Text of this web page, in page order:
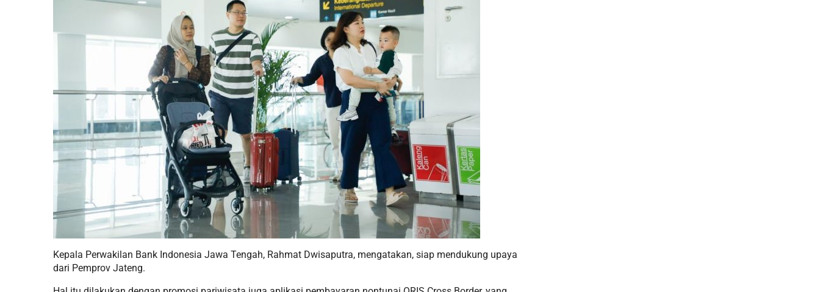
Kepala Perwakilan Bank Indonesia Jawa Tengah, Rahmat Dwisaputra, mengatakan, siap mendukung upaya
dari Pemprov Jateng.